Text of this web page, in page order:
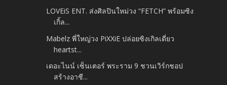
LOVEiS ENT. ส่งศิลปินใหม่วง “FETCH” พร้อมซิง
เกิ้ล...
Mabelz พี่ใหญ่วง PiXXiE ปล่อยซิงเกิลเดี่ยว
heartst...
เดอะไนน์ เซ็นเตอร์ พระราม 9 ชวนเวิร์กชอป
สร้างอาชี...